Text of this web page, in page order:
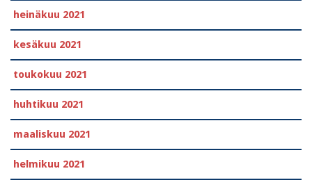
heinäkuu 2021
kesäkuu 2021
toukokuu 2021
huhtikuu 2021
maaliskuu 2021
helmikuu 2021